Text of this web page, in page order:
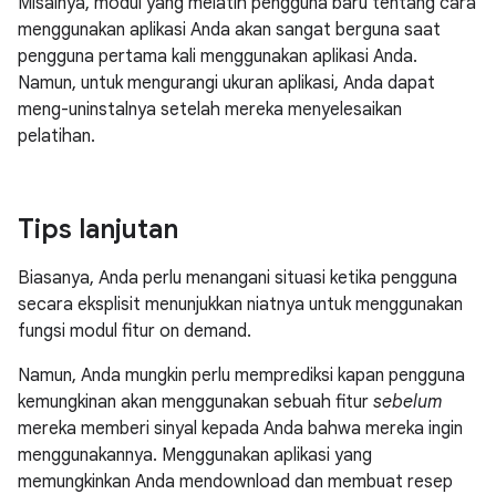
menggunakan aplikasi Anda akan sangat berguna saat
pengguna pertama kali menggunakan aplikasi Anda.
Namun, untuk mengurangi ukuran aplikasi, Anda dapat
meng-uninstalnya setelah mereka menyelesaikan
pelatihan.
Tips lanjutan
Biasanya, Anda perlu menangani situasi ketika pengguna
secara eksplisit menunjukkan niatnya untuk menggunakan
fungsi modul fitur on demand.
Namun, Anda mungkin perlu memprediksi kapan pengguna
kemungkinan akan menggunakan sebuah fitur sebelum
mereka memberi sinyal kepada Anda bahwa mereka ingin
menggunakannya. Menggunakan aplikasi yang
memungkinkan Anda mendownload dan membuat resep